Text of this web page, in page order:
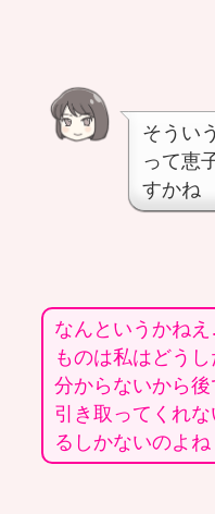
そうい
って恵
すかね
なんというかね
ものは私はどうし
分からないから
引き取ってくれ
るしかないのよね